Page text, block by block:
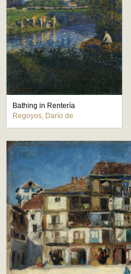
Bathing in Rentería
Regoyos, Darío de